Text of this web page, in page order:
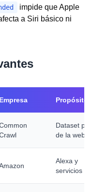
impide que Apple
a Siri básico ni
Empresa Propósito
Dataset
de la web
Alexa y
servicios IA